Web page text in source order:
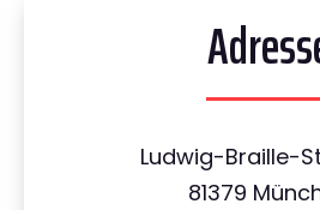
Ludwig-Braille-
81379